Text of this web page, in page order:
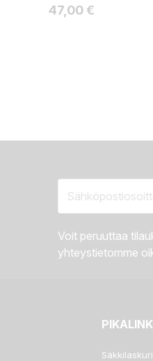
Hinta
47,00 €
Voit peruuttaa
yhteystietomme
Säkkilaskuri